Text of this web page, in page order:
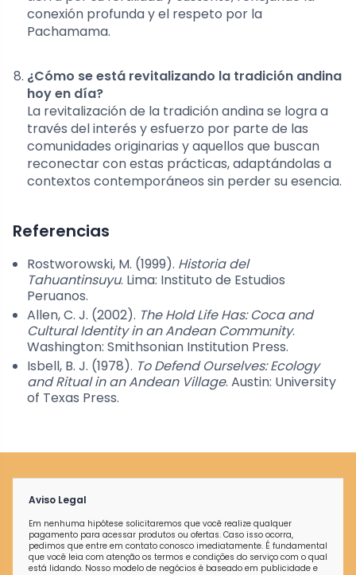
conexión profunda y el respeto por la
Pachamama.
¿Cómo se está revitalizando la tradición andina
hoy en día?
La revitalización de la tradición andina se logra a
través del interés y esfuerzo por parte de las
comunidades originarias y aquellos que buscan
reconectar con estas prácticas, adaptándolas a
contextos contemporáneos sin perder su esencia.
Referencias
Rostworowski, M. (1999). Historia del
Tahuantinsuyu. Lima: Instituto de Estudios
Peruanos.
Allen, C. J. (2002). The Hold Life Has: Coca and
Cultural Identity in an Andean Community.
Washington: Smithsonian Institution Press.
Isbell, B. J. (1978). To Defend Ourselves: Ecology
and Ritual in an Andean Village. Austin: University
of Texas Press.
Aviso Legal
Em nenhuma hipótese solicitaremos que você realize qualquer
pagamento para acessar produtos ou ofertas. Caso isso ocorra,
pedimos que entre em contato conosco imediatamente. É fundamental
que você leia com atenção os termos e condições do serviço com o qual
está lidando. Nosso modelo de negócios é baseado em publicidade e